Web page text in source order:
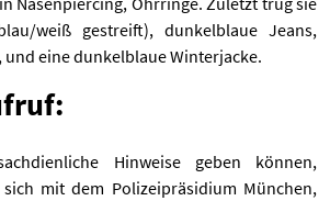
weiß gestreift), dunkelblaue Jeans,
und eine dunkelblaue Winterjacke.
Hinweise geben können,
mit dem Polizeipräsidium München,